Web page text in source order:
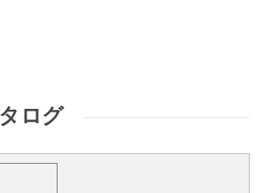
ログ